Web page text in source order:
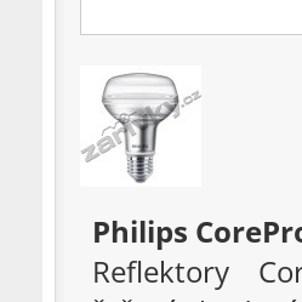
Philips
Reflektory